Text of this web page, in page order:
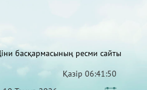
басқармасының ресми сайты
Қазір 06:41:50